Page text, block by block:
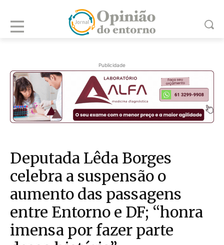
Publicidade
Deputada Lêda Borges
celebra a suspensão o
aumento das passagens
entre Entorno e DF; “honra
imensa por fazer parte